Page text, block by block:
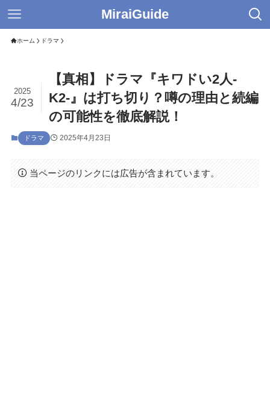
MiraiGuide
ホーム ドラマ
【真相】ドラマ『キワドい2人-
K2-』は打ち切り？噂の理由と続編
の可能性を徹底解説！
2025
4/23
ドラマ 2025年4月23日
当ページのリンクには広告が含まれています。